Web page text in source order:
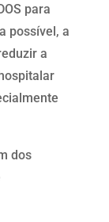
para
possível, a
a
dos